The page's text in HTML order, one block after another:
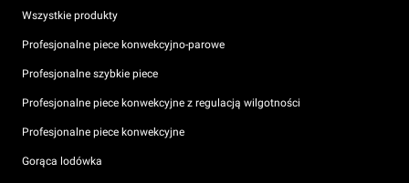
Wszystkie produkty
Profesjonalne piece konwekcyjno-parowe
Profesjonalne szybkie piece
Profesjonalne piece konwekcyjne z regulacją wilgotności
Profesjonalne piece konwekcyjne
Gorąca lodówka